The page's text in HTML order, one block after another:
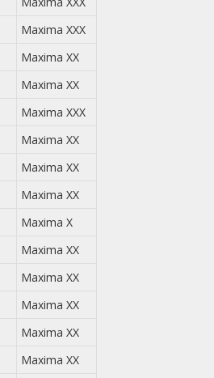
Maxima XXX
Maxima XX
Maxima XX
Maxima XXX
Maxima XX
Maxima XX
Maxima XX
Maxima X
Maxima XX
Maxima XX
Maxima XX
Maxima XX
Maxima XX